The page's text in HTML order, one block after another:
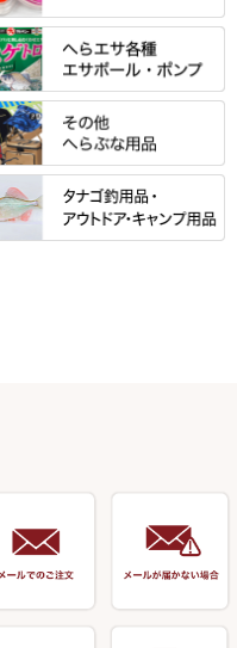
クセーヌ・スエードシリーズ
ッグ・小物ケース・ワッペン
ッション・シート・スカー
・エプロン
護ケース
クリルシリーズ・アクセサリ
まかつ
クラ・NISSIN・合成竿・他
竹作 カーボン竿掛・玉ノ柄
絆・かちどき・旋（めぐ
）・千望・千尋・悠月・その
相・一志
・TOMO
きや ・ 大祐
也・士天・狂鬼
吹 ・ SATTO
【ケンシ】
べて
レ・ラーヂ
ンライン ・ ダン
・MARUTO
べて
ルキュー 麩系
ルキュー その他
ンプ絞り器・ポンプ類
べて
ック＆ロッドケース
光サングラス
物ケース・保護ケース